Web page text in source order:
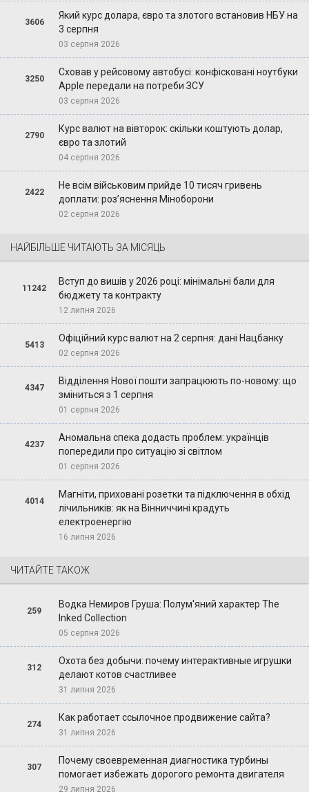
3606
Який курс долара, євро та злотого встановив НБУ на
3 серпня
03 серпня 2026
3250
Сховав у рейсовому автобусі: конфісковані ноутбуки
Apple передали на потреби ЗСУ
03 серпня 2026
2790
Курс валют на вівторок: скільки коштують долар,
євро та злотий
04 серпня 2026
2422
Не всім військовим прийде 10 тисяч гривень
доплати: роз’яснення Міноборони
02 серпня 2026
НАЙБІЛЬШЕ ЧИТАЮТЬ ЗА МІСЯЦЬ
11242
Вступ до вишів у 2026 році: мінімальні бали для
бюджету та контракту
12 липня 2026
5413
Офіційний курс валют на 2 серпня: дані Нацбанку
02 серпня 2026
4347
Відділення Нової пошти запрацюють по-новому: що
зміниться з 1 серпня
01 серпня 2026
4237
Аномальна спека додасть проблем: українців
попередили про ситуацію зі світлом
01 серпня 2026
4014
Магніти, приховані розетки та підключення в обхід
лічильників: як на Вінниччині крадуть
електроенергію
16 липня 2026
ЧИТАЙТЕ ТАКОЖ
259
Водка Немиров Груша: Полум'яний характер The
Inked Collection
05 серпня 2026
312
Охота без добычи: почему интерактивные игрушки
делают котов счастливее
31 липня 2026
274
Как работает ссылочное продвижение сайта?
31 липня 2026
307
Почему своевременная диагностика турбины
помогает избежать дорогого ремонта двигателя
29 липня 2026